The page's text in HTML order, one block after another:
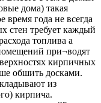
дома) такая
время года не всегда
стен требует каждый
топлива а
при¬водят
кирпичных
обшить досками.
из
кирпича.